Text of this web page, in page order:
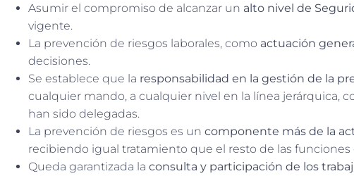
Asumir el compromiso de alcanzar un alto nivel de
vigente.
La prevención de riesgos laborales, como actuación
decisiones.
Se establece que la responsabilidad en la gestión de la
cualquier mando, a cualquier nivel en la línea jerárquica,
han sido delegadas.
La prevención de riesgos es un componente más de la
recibiendo igual tratamiento que el resto de las funciones
Queda garantizada la consulta y participación de los